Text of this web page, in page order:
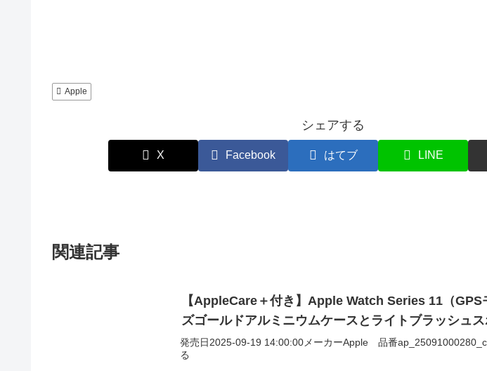
Apple
シェアする
X Facebook はてブ LINE
関連記事
【AppleCare＋付き】Apple Watch Series 11（
ズゴールドアルミニウムケースとライトブラッシュ
発売日2025-09-19 14:00:00メーカーApple 品番
る